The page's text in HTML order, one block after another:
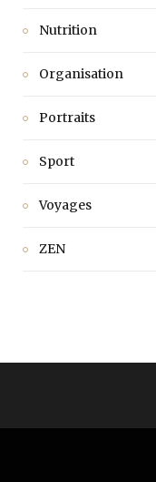
Nutrition
Organisation
Portraits
Sport
Voyages
ZEN